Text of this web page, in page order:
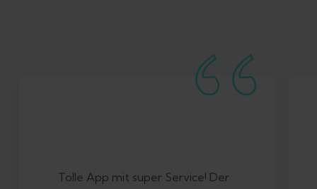
Tolle App mit super Service! Der